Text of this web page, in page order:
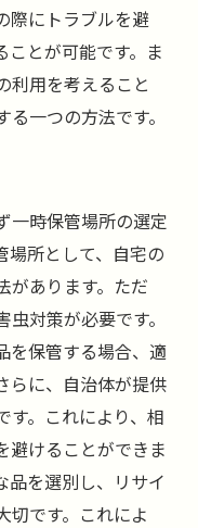
際にトラブルを避
ことが可能です。ま
利用を考えること
一つの方法です。
一時保管場所の選定
場所として、自宅の
があります。ただ
対策が必要です。
を保管する場合、適
らに、自治体が提供
す。これにより、相
避けることができま
品を選別し、リサイ
切です。これによ